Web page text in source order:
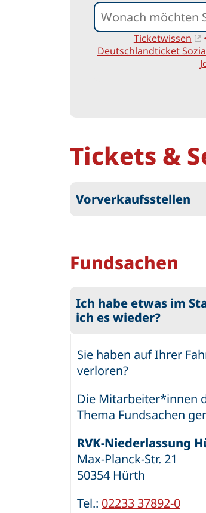
S
u
h
Ticketwissen •
Deutschlandticket
Tickets &
Vorverkaufsstellen
Fundsachen
Ich habe etwas im
ich es wieder?
Sie haben auf Ihrer
verloren?
Die Mitarbeiter*innen
Thema Fundsachen
RVK-Niederlassung
Max-Planck-Str. 21
50354 Hürth
Tel.: 02233 37892-0